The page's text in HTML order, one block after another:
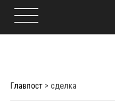
Главпост > сделка